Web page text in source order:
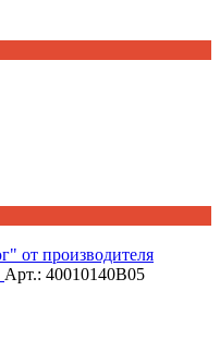
Арт.: 40010140В05